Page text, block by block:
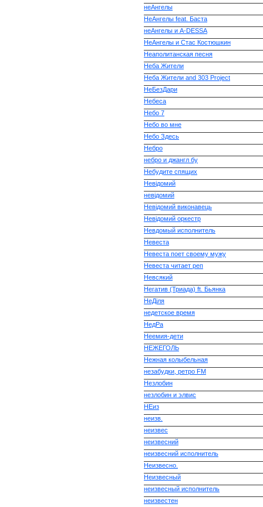
неАнгелы
НеАнгелы feat. Баста
неАнгелы и A-DESSA
НеАнгелы и Стас Костюшкин
Неаполитанская песня
Неба Жители
Неба Жители and 303 Project
НеБезДари
Небеса
Небо 7
Небо во мне
Небо Здесь
Небро
небро и джангл бу
Небудите спящих
Невiдомий
невідомий
Невідомий виконавець
Невідомий оркестр
Невдомый исполнитель
Невеста
Невеста поет своему мужу
Невеста читает реп
Невсякий
Негатив (Триада) ft. Бьянка
НеДіля
недетское время
НедРа
Неемия-дети
НЕЖЕГОЛЬ
Нежная колыбельная
незабудки, ретро FM
Незлобин
незлобин и элвис
НЕиз
неизв.
неизвес
неизвесний
неизвесний исполнитель
Неизвесно.
Неизвесный
неизвесный исполнитель
неизвестен